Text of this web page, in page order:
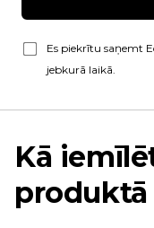
Es piekrītu saņemt
jebkurā laikā.
Kā
produktā